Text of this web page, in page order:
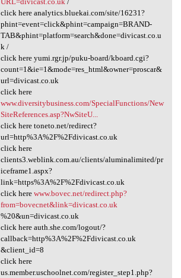
click here analytics.bluekai.com/site/16231?
phint=event=click&phint=campaign=BRAND-
TAB&phint=platform=search&done=divicast.co.u
k /
click here yumi.rgr.jp/puku-board/kboard.cgi?
count=1&ie=1&mode=res_html&owner=proscar&
url=divicast.co.uk
click here
www.diversitybusiness.com/SpecialFunctions/New
SiteReferences.asp?NwSiteU...
click here toneto.net/redirect?
url=http%3A%2F%2Fdivicast.co.uk
click here
clients3.weblink.com.au/clients/aluminalimited/pr
iceframe1.aspx?
link=https%3A%2F%2Fdivicast.co.uk
click here www.bovec.net/redirect.php?
from=bovecnet&link=divicast.co.uk
%20&un=divicast.co.uk
click here auth.she.com/logout/?
callback=http%3A%2F%2Fdivicast.co.uk
&client_id=8
click here
us.member.uschoolnet.com/register_step1.php?